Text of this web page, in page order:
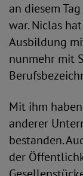
an diesem
war. Niclas
Ausbildung
nunmehr mit
Mit ihm
anderer
bestanden.
der